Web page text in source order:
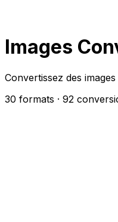
Images
Convertissez des
30 formats · 92